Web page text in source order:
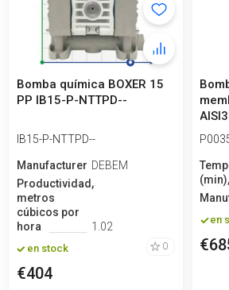
Bomba química BOXER 15
PP IB15-P-NTTPD--
IB15-P-NTTPD--
ManufactureroDEBEM
Productividad,
metros
cúbicos por
hora
1.02
en stock 0
€404
l/
en